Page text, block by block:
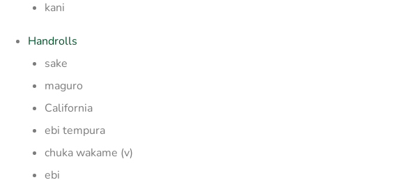
kani
Handrolls
sake
maguro
California
ebi tempura
chuka wakame (v)
ebi